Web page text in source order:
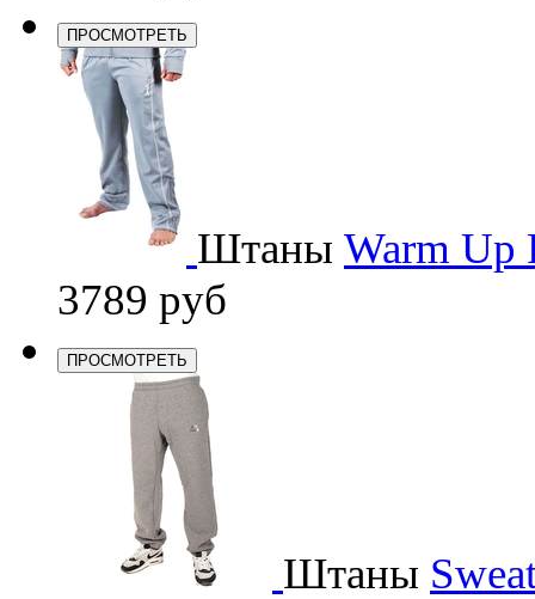
ПРОСМОТРЕТЬ
Штаны Warm Up
3789 руб
ПРОСМОТРЕТЬ
Штаны